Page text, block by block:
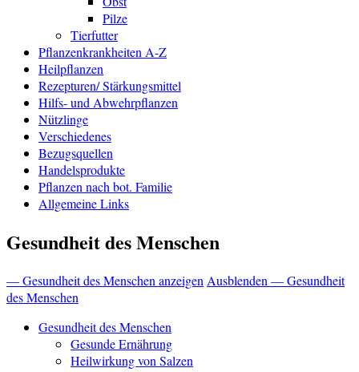
Pilze
Tierfutter
Pflanzenkrankheiten A-Z
Heilpflanzen
Rezepturen/ Stärkungsmittel
Hilfs- und Abwehrpflanzen
Nützlinge
Verschiedenes
Bezugsquellen
Handelsprodukte
Pflanzen nach bot. Familie
Allgemeine Links
Gesundheit des Menschen
— Gesundheit des Menschen anzeigen Ausblenden — Gesundheit
des Menschen
Gesundheit des Menschen
Gesunde Ernährung
Heilwirkung von Salzen